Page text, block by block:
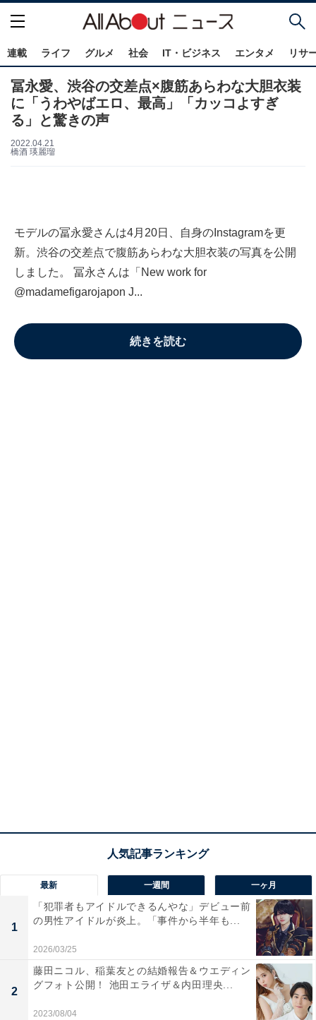
連載 ライフ グルメ 社会 IT・ビジネス エンタメ リサ
冨永愛、渋谷の交差点×腹筋あらわな大胆衣装
に「うわやばエロ、最高」「カッコよすぎ
る」と驚きの声
2022.04.21
橋酒 瑛麗瑠
モデルの冨永愛さんは4月20日、自身のInstagramを更
新。渋谷の交差点で腹筋あらわな大胆衣装の写真を公開
しました。 冨永さんは「New work for
@madamefigarojapon J...
続きを読む
最新 一週間 一ヶ月
1
「犯罪者もアイドルできるんやな」デビュー前
の男性アイドルが炎上。「事件から半年も...
2026/03/25
2
藤田ニコル、稲葉友との結婚報告＆ウエディン
グフォト公開！ 池田エライザ＆内田理央...
2023/08/04